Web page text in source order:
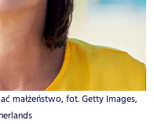
małżeństwo, fot. Getty Images,